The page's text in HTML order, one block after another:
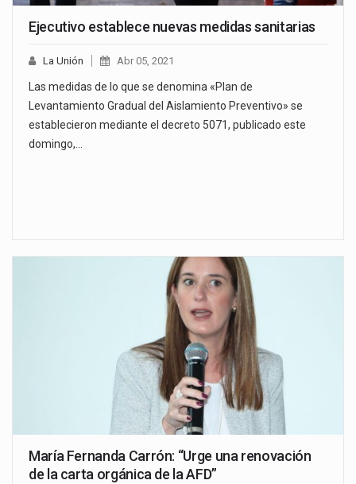
Ejecutivo establece nuevas medidas sanitarias
La Unión Abr 05, 2021
Las medidas de lo que se denomina «Plan de
Levantamiento Gradual del Aislamiento Preventivo» se
establecieron mediante el decreto 5071, publicado este
domingo,…
María Fernanda Carrón: “Urge una renovación
de la carta orgánica de la AFD”